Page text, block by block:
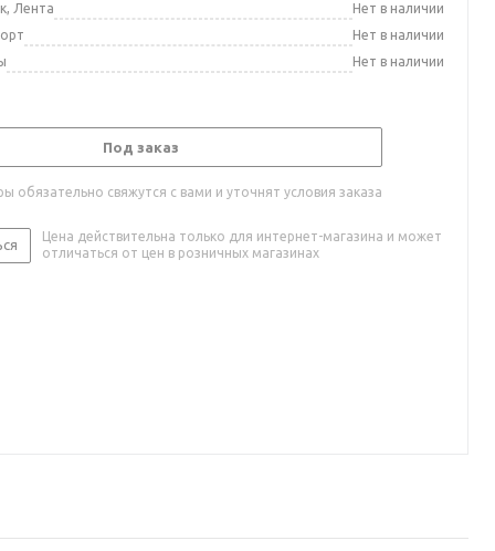
Лента
Нет в наличии
Нет в наличии
Нет в наличии
Под заказ
обязательно свяжутся с вами и уточнят условия заказа
Цена действительна только для интернет-магазина и может
отличаться от цен в розничных магазинах